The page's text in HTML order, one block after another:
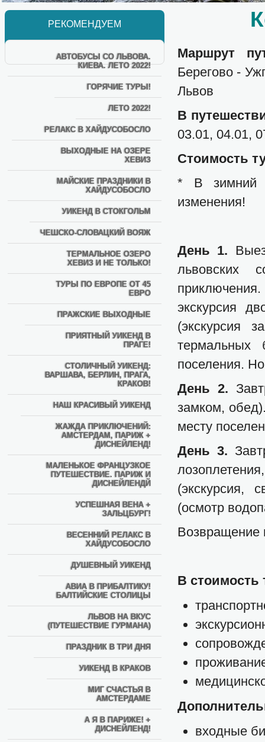
РЕКОМЕНДУЕМ
АВТОБУСЫ СО ЛЬВОВА.
КИЕВА. ЛЕТО 2022!
ГОРЯЧИЕ ТУРЫ!
ЛЕТО 2022!
РЕЛАКС В ХАЙДУСОБОСЛО
ВЫХОДНЫЕ НА ОЗЕРЕ
ХЕВИЗ
МАЙСКИЕ ПРАЗДНИКИ В
ХАЙДУСОБОСЛО
УИКЕНД В СТОКГОЛЬМ
ЧЕШСКО-СЛОВАЦКИЙ ВОЯЖ
ТЕРМАЛЬНОЕ ОЗЕРО
ХЕВИЗ И НЕ ТОЛЬКО!
ТУРЫ ПО ЕВРОПЕ ОТ 45
ЕВРО
ПРАЖСКИЕ ВЫХОДНЫЕ
ПРИЯТНЫЙ УИКЕНД В
ПРАГЕ!
СТОЛИЧНЫЙ УИКЕНД:
ВАРШАВА, БЕРЛИН, ПРАГА,
КРАКОВ!
НАШ КРАСИВЫЙ УИКЕНД
ЖАЖДА ПРИКЛЮЧЕНИЙ:
АМСТЕРДАМ, ПАРИЖ +
ДИСНЕЙЛЕНД!
МАЛЕНЬКОЕ ФРАНЦУЗКОЕ
ПУТЕШЕСТВИЕ. ПАРИЖ И
ДИСНЕЙЛЕНДЙ
УСПЕШНАЯ ВЕНА +
ЗАЛЬЦБУРГ!
ВЕСЕННИЙ РЕЛАКС В
ХАЙДУСОБОСЛО
ДУШЕВНЫЙ УИКЕНД
АВИА В ПРИБАЛТИКУ!
БАЛТИЙСКИЕ СТОЛИЦЫ
ЛЬВОВ НА ВКУС
(ПУТЕШЕСТВИЕ ГУРМАНА)
ПРАЗДНИК В ТРИ ДНЯ
УИКЕНД В КРАКОВ
МИГ СЧАСТЬЯ В
АМСТЕРДАМЕ
А Я В ПАРИЖЕ! +
ДИСНЕЙЛЕНД!
Маршрут
Берегово -
Львов
В
03.01, 04.01,
Стоимость
* В зимний
изменения!
День 1.
львовских
экскурсия
(экскурсия
термальных
поселения.
День 2.
замком,
месту
День 3.
(экскурсия,
(осмотр
Возвращение
В стоимость
входные